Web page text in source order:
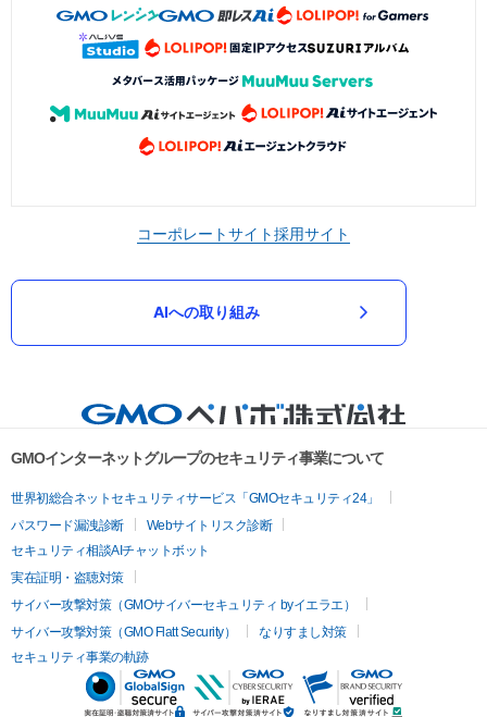
コーポレートサイト採用サイト
AIへの取り組み
GMOインターネットグループのセキュリティ事業について
世界初総合ネットセキュリティサービス「GMOセキュリティ24」
パスワード漏洩診断
Webサイトリスク診断
セキュリティ相談AIチャットボット
実在証明・盗聴対策
サイバー攻撃対策（GMOサイバーセキュリティ byイエラエ）
サイバー攻撃対策（GMO Flatt Security）
なりすまし対策
セキュリティ事業の軌跡